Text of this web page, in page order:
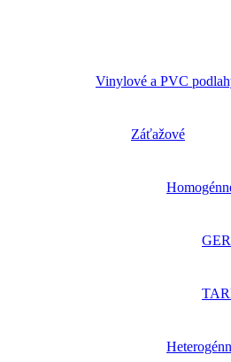
Vinylové a PVC
Záťažové